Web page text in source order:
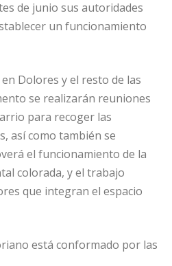
de junio sus autoridades
un funcionamiento
Dolores y el resto de las
se realizarán reuniones
para recoger las
así como también se
el funcionamiento de la
colorada, y el trabajo
que integran el espacio
está conformado por las